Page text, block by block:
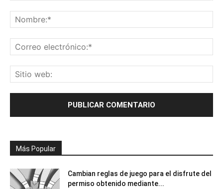
Más Popular
Cambian reglas de juego para el disfrute del
permiso obtenido mediante...